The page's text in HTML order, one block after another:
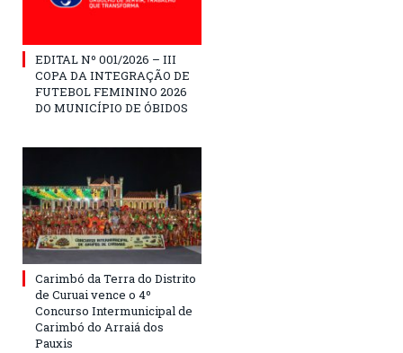
EDITAL Nº 001/2026 – III
COPA DA INTEGRAÇÃO DE
FUTEBOL FEMININO 2026
DO MUNICÍPIO DE ÓBIDOS
Carimbó da Terra do Distrito
de Curuai vence o 4º
Concurso Intermunicipal de
Carimbó do Arraiá dos
Pauxis